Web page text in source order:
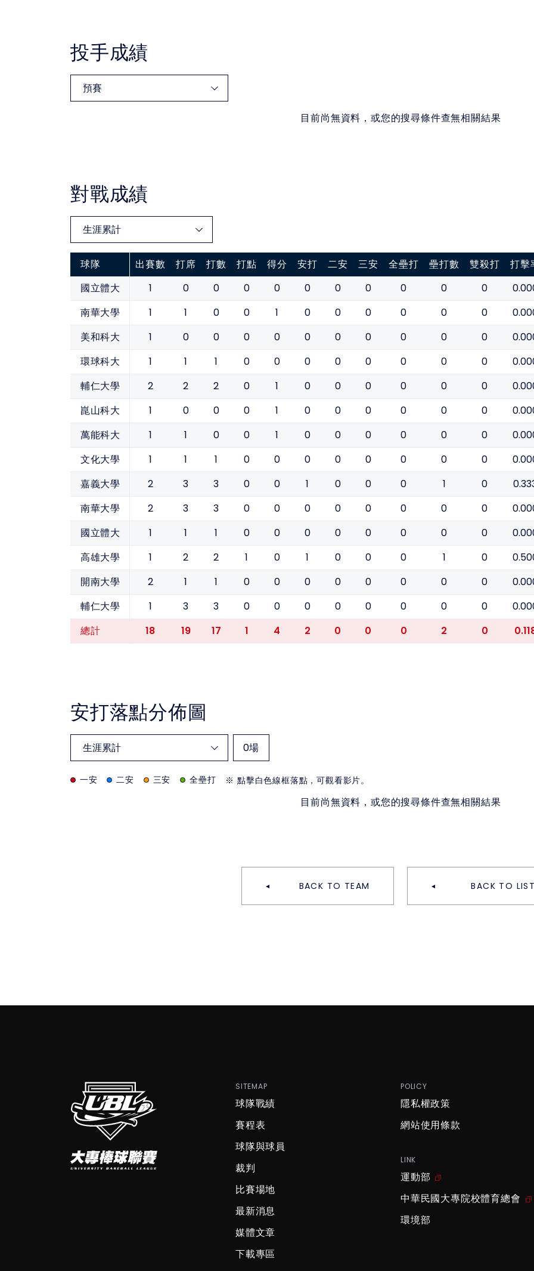
投手成績
目前尚無資料，或您的搜尋條件查無相關結果
對戰成績
球隊 出賽數 打席 打數 打點 得分 安打 二安 三安 全壘打 壘打數 雙殺打 打擊
國立體大
1 0 0 0 0 0 0 0 0 0 0
南華大學 1 1 0 0 1 0 0 0 0 0 0
美和科大 1 0 0 0 0 0 0 0 0 0 0
環球科大 1 1 1 0 0 0 0 0 0 0 0
輔仁大學 2 2 2 0 1 0 0 0 0 0 0
崑山科大 1 0 0 0 1 0 0 0 0 0 0
萬能科大 1 1 0 0 1 0 0 0 0 0 0
文化大學 1 1 1 0 0 0 0 0 0 0 0
嘉義大學 2 3 3 0 0 1 0 0 0 1 0
南華大學 2 3 3 0 0 0 0 0 0 0 0
國立體大 1 1 1 0 0 0 0 0 0 0 0
高雄大學 1 2 2 1 0 1 0 0 0 1 0
開南大學 2 1 1 0 0 0 0 0 0 0 0
輔仁大學 1 3 3 0 0 0 0 0 0 0 0
總計 18 19 17 1 4 2 0 0 0 2 0
安打落點分佈圖
0場
一安 二安 三安 全壘打 ※ 點擊白色線框落點，可觀看影片。
目前尚無資料，或您的搜尋條件查無相關結果
BACK TO TEAM BACK TO LIST
SITEMAP
球隊戰績
賽程表
球隊與球員
裁判
比賽場地
最新消息
媒體文章
下載專區
POLICY
隱私權政策
網站使用條款
LINK
運動部
中華民國大專院校體育總會
環境部